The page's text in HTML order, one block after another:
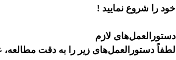
خود را شروع نمایید !
دستورالعمل‌های لازم
لطفاً دستورالعمل‌های زیر را به دقت مطالعه،